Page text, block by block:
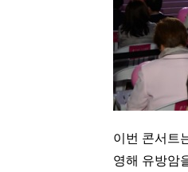
이번 콘서트
영해 유방암